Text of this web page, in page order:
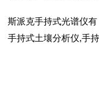
斯派克手持式光谱仪
手持式土壤分析仪,手